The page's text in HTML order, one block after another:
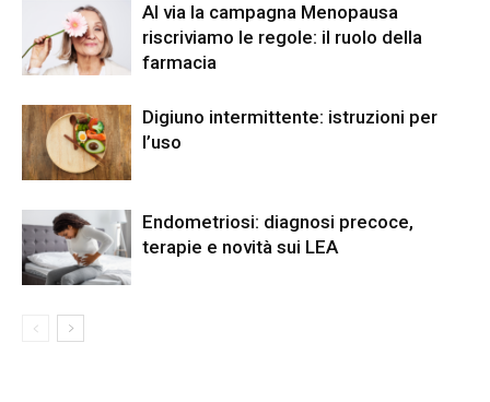
Al via la campagna Menopausa
riscriviamo le regole: il ruolo della
farmacia
Digiuno intermittente: istruzioni per
l’uso
Endometriosi: diagnosi precoce,
terapie e novità sui LEA